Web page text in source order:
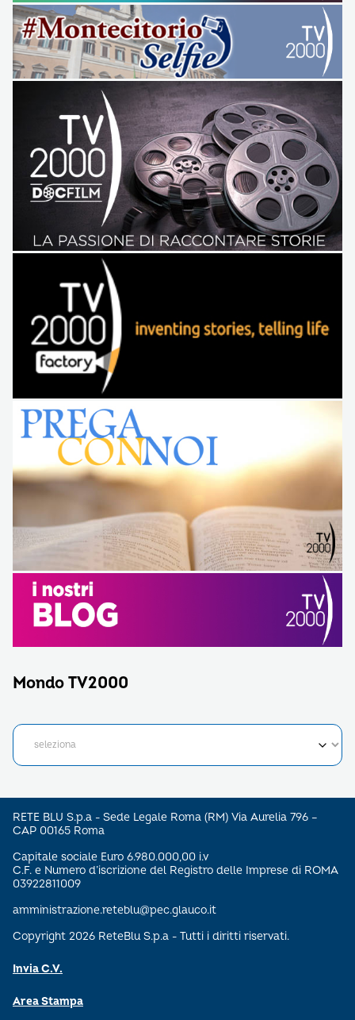
Mondo TV2000
RETE BLU S.p.a - Sede Legale Roma (RM) Via Aurelia 796 –
CAP 00165 Roma
Capitale sociale Euro 6.980.000,00 i.v
C.F. e Numero d’iscrizione del Registro delle Imprese di ROMA
03922811009
amministrazione.reteblu@pec.glauco.it
Copyright 2026 ReteBlu S.p.a - Tutti i diritti riservati.
Invia C.V.
Area Stampa